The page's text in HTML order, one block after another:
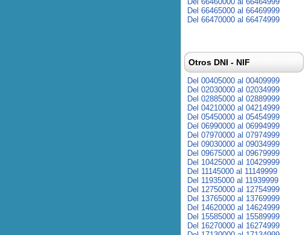
Del 66465000 al 66469999
Del 66470000 al 66474999
Otros DNI - NIF
Del 00405000 al 00409999
Del 02030000 al 02034999
Del 02885000 al 02889999
Del 04210000 al 04214999
Del 05450000 al 05454999
Del 06990000 al 06994999
Del 07970000 al 07974999
Del 09030000 al 09034999
Del 09675000 al 09679999
Del 10425000 al 10429999
Del 11145000 al 11149999
Del 11935000 al 11939999
Del 12750000 al 12754999
Del 13765000 al 13769999
Del 14620000 al 14624999
Del 15585000 al 15589999
Del 16270000 al 16274999